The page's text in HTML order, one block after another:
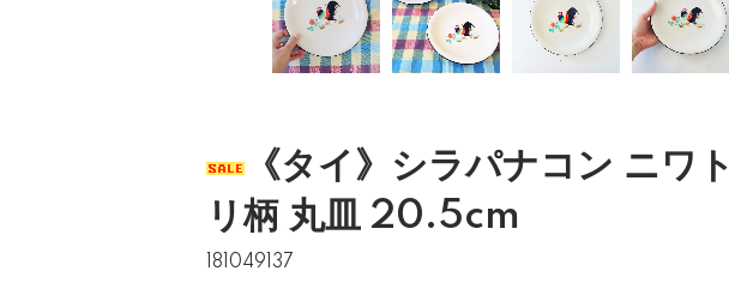
《タイ》シラパナコン ニワト
リ柄 丸皿 20.5cm
181049137